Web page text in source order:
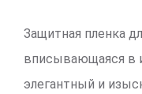
Защитная пленка
вписывающаяся в
элегантный и